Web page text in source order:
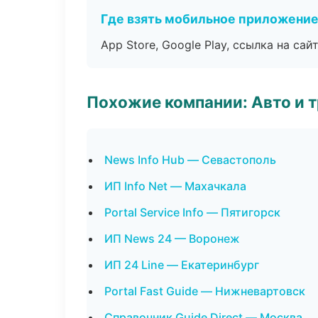
Где взять мобильное
App Store, Google Play, ссылка на
Похожие компании: Авто и
News Info Hub — Севастополь
ИП Info Net — Махачкала
Portal Service Info — Пятигорск
ИП News 24 — Воронеж
ИП 24 Line — Екатеринбург
Portal Fast Guide — Нижневартовск